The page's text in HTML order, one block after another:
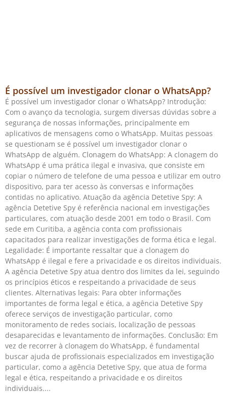
É possível um investigador clonar o WhatsApp?
É possível um investigador clonar o WhatsApp? Introdução:
Com o avanço da tecnologia, surgem diversas dúvidas sobre a
segurança de nossas informações, principalmente em
aplicativos de mensagens como o WhatsApp. Muitas pessoas
se questionam se é possível um investigador clonar o
WhatsApp de alguém. Clonagem do WhatsApp: A clonagem do
WhatsApp é uma prática ilegal e invasiva, que consiste em
copiar o número de telefone de uma pessoa e utilizar em outro
dispositivo, para ter acesso às conversas e informações
contidas no aplicativo. Atuação da agência Detetive Spy: A
agência Detetive Spy é referência nacional em investigações
particulares, com atuação desde 2001 em todo o Brasil. Com
sede em Curitiba, a agência conta com profissionais
capacitados para realizar investigações de forma ética e legal.
Legalidade: É importante ressaltar que a clonagem do
WhatsApp é ilegal e fere a privacidade e os direitos individuais.
A agência Detetive Spy atua dentro dos limites da lei, seguindo
os princípios éticos e respeitando a privacidade de seus
clientes. Alternativas legais: Para obter informações
importantes de forma legal e ética, a agência Detetive Spy
oferece serviços de investigação particular, como
monitoramento de redes sociais, localização de pessoas
desaparecidas e levantamento de informações. Conclusão: Em
vez de recorrer à clonagem do WhatsApp, é fundamental
buscar ajuda de profissionais especializados em investigação
particular, como a agência Detetive Spy, que atua de forma
legal e ética, respeitando a privacidade e os direitos
individuais.